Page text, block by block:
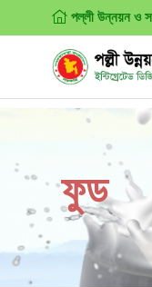
পল্লী উন্নয়ন ও
ফুড